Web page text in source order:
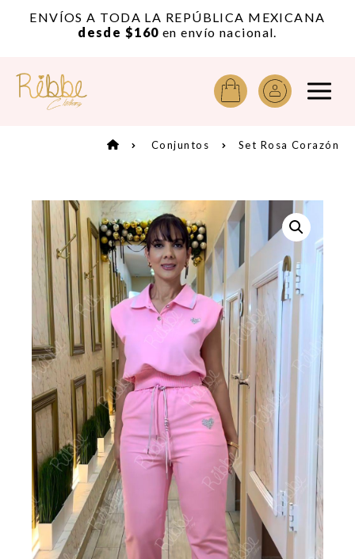
ENVÍOS A TODA LA REPÚBLICA MEXICANA
desde $160 en envío nacional.
Conjuntos Set Rosa Corazón